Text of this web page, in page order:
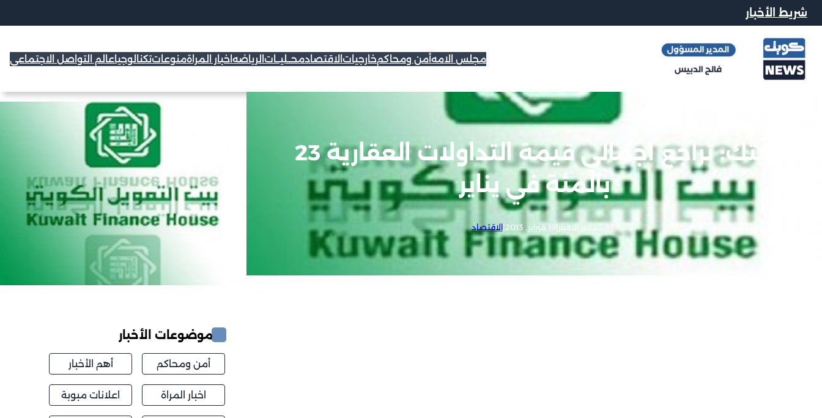
شريط الأخبار
مجلس الامهأمن ومحاكمخارجيات الاقتصادمحــليــات الرياضه اخبار المراةمنوعاتتكنالوجياعالم التواصل الاجتماعي
بيتك: تراجع اجمالي قيمة التداولات العقارية 23
بالمئة في يناير
محرر الاخبار |19 فبراير, 2013 |الاقتصاد
موضوعات الأخبار
أمن ومحاكم أهم الأخبار
اخبار المراة اعلانات مبوبة